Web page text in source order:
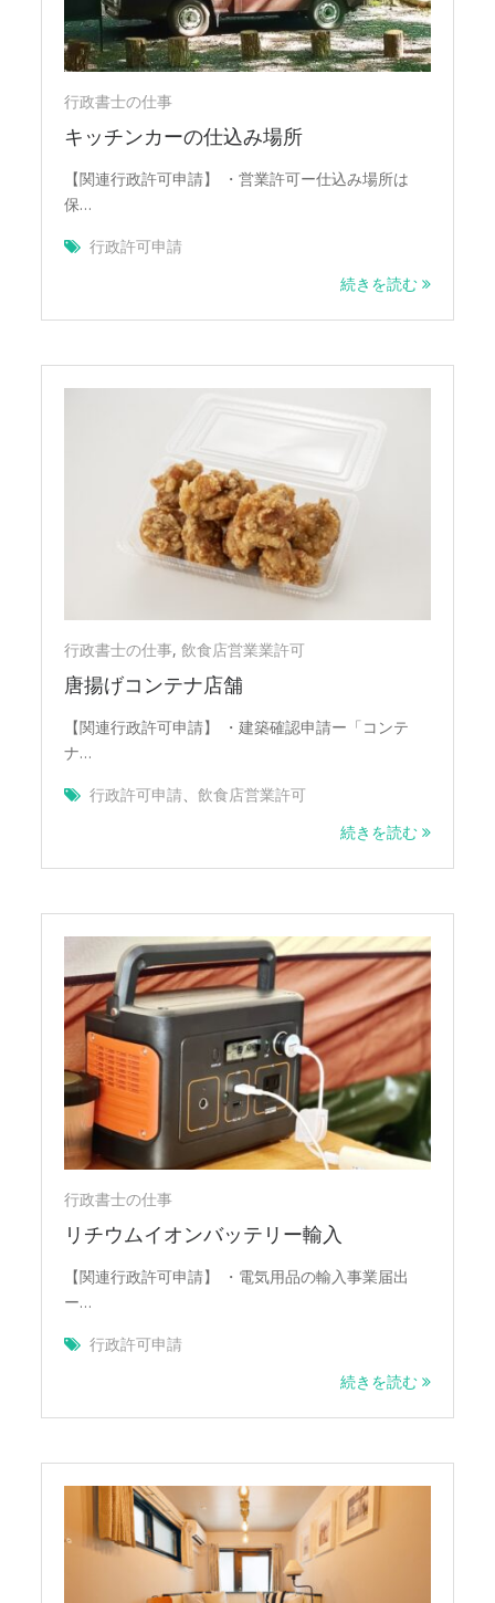
行政書士の仕事
キッチンカーの仕込み場所
【関連行政許可申請】 ・営業許可ー仕込み場所は
保…
行政許可申請
続きを読む
行政書士の仕事,飲食店営業業許可
唐揚げコンテナ店舗
【関連行政許可申請】 ・建築確認申請ー「コンテ
ナ…
行政許可申請、飲食店営業許可
続きを読む
行政書士の仕事
リチウムイオンバッテリー輸入
【関連行政許可申請】 ・電気用品の輸入事業届出
ー…
行政許可申請
続きを読む